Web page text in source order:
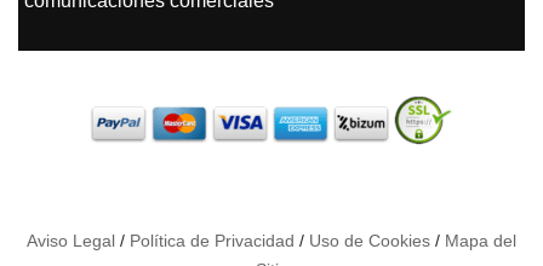
Aviso Legal / Política de Privacidad / Uso de Cookies / Mapa del